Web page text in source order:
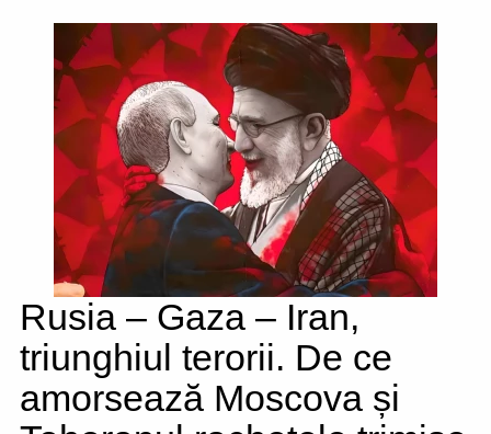
Rusia – Gaza – Iran,
triunghiul terorii. De ce
amorsează Moscova și